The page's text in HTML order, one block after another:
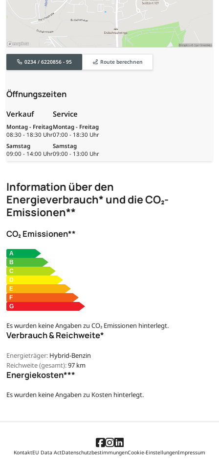
0234 / 6220856 - 95 Route berechnen
Öffnungszeiten
Verkauf
Montag - Freitag
08:30 - 18:30 Uhr
Samstag
09:00 - 14:00 Uhr
Service
Montag - Freitag
07:00 - 18:30 Uhr
Samstag
09:00 - 13:00 Uhr
Information über den
Energieverbrauch* und die CO₂-
Emissionen**
CO₂ Emissionen**
Es wurden keine Angaben zu CO₂ Emissionen hinterlegt.
Verbrauch & Reichweite*
Energieträger: Hybrid-Benzin
Reichweite (gesamt):97 km
Energiekosten***
Es wurden keine Angaben zu Kosten hinterlegt.
KontaktEU Data ActDatenschutzbestimmungenCookie-EinstellungenImpressum